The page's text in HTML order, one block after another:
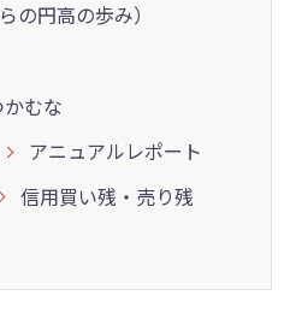
の円高の歩み）
むな
アニュアルレポート
信用買い残・売り残